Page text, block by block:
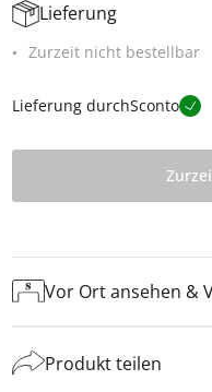
Lieferung
Zurzeit nicht bestellbar
Lieferung durchSconto
Vor Ort ansehen &
Produkt teilen